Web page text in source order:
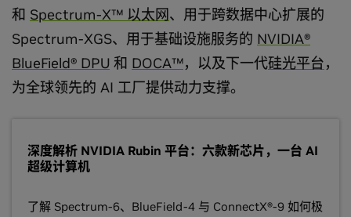
和 Spectrum-X™ 以太网、用于跨数据中心扩展的
Spectrum-XGS、用于基础设施服务的 NVIDIA®
BlueField® DPU 和 DOCA™，以及下一代硅光平台，
为全球领先的 AI 工厂提供动力支撑。
深度解析 NVIDIA Rubin 平台：六款新芯片，一台 AI
超级计算机
了解 Spectrum-6、BlueField-4 与 ConnectX®-9 如何极